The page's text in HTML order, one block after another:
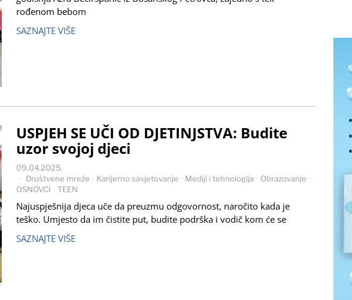
rođenom bebom
SAZNAJTE VIŠE
USPJEH SE UČI OD DJETINJSTVA: Budite
uzor svojoj djeci
09.04.2025.
Društvene mreže · Karijerno savjetovanje · Mediji i tehnologija · Obrazovanje ·
OSNOVCI · TEEN
Najuspješnija djeca uče da preuzmu odgovornost, naročito kada je
teško. Umjesto da im čistite put, budite podrška i vodič kom će se
SAZNAJTE VIŠE